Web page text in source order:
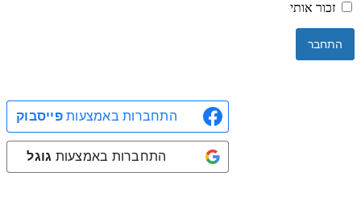
זכור אותי
התחברות באמצעותפייסבוק
התחברות באמצעות גוגל